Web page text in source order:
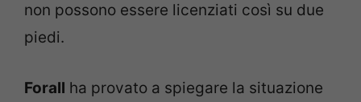
non possono essere licenziati così su due
piedi.
Forall ha provato a spiegare la situazione